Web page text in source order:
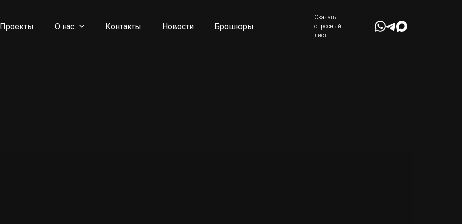
Проекты О нас Контакты Новости Брошюры
Скачать
опросный
лист